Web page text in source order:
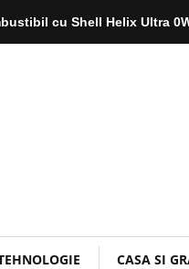
cu Shell Helix Ultra
CASA SI